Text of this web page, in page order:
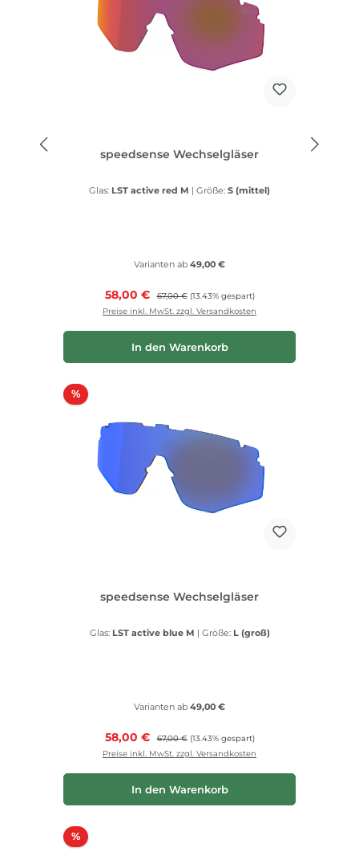
speedsense Wechselgläser
Glas: LST active red M | Größe: S (mittel)
Varianten ab 49,00 €
Verkaufspreis:
58,00 € Regulärer Preis:
67,00 € (13.43% gespart)
Preise inkl. MwSt. zzgl. Versandkosten
In den Warenkorb
%Rabatt
speedsense Wechselgläser
Glas: LST active blue M | Größe: L (groß)
Varianten ab 49,00 €
Verkaufspreis:
58,00 € Regulärer Preis:
67,00 € (13.43% gespart)
Preise inkl. MwSt. zzgl. Versandkosten
In den Warenkorb
%Rabatt